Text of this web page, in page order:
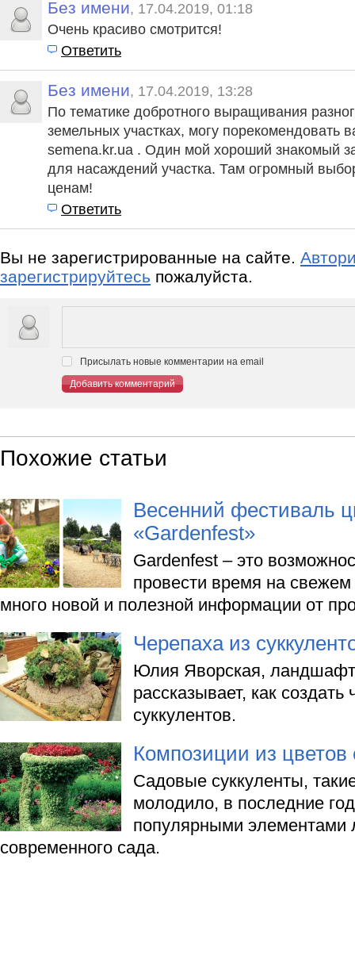
Без имени, 17.04.2019, 01:18
Очень красиво смотрится!
Ответить
Без имени, 17.04.2019, 13:28
По тематике добротного выращивания
земельных участках, могу порекомендовать
semena.kr.ua . Один мой хороший знакомый
для насаждений участка. Там огромный
ценам!
Ответить
Вы не зарегистрированные на сайте.
зарегистрируйтесь пожалуйста.
Присылать новые комментарии на email
Добавить комментарий
Похожие статьи
Весенний фестиваль
«Gardenfest»
Gardenfest – это
провести время на свежем
много новой и полезной информации от
Черепаха из
Юлия Яворская,
рассказывает, как создать
суккулентов.
Композиции из цветов
Садовые суккуленты,
молодило, в последние
популярными элементами
современного сада.